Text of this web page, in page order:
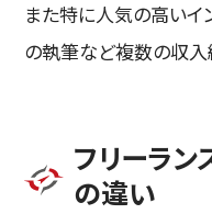
また特に人気の高いイ
の執筆など複数の収入
フリーラ
の違い